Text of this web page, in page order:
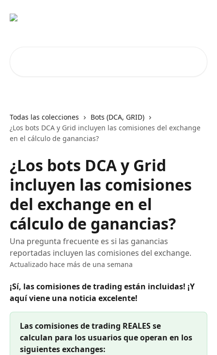
Todas las colecciones
Bots (DCA, GRID)
¿Los bots DCA y Grid incluyen las comisiones del exchange
en el cálculo de ganancias?
¿Los bots DCA y Grid
incluyen las comisiones
del exchange en el
cálculo de ganancias?
Una pregunta frecuente es si las ganancias
reportadas incluyen las comisiones del exchange.
Actualizado hace más de una semana
¡Sí, las comisiones de trading están incluidas! ¡Y
aquí viene una noticia excelente!
Las comisiones de trading REALES se
calculan para los usuarios que operan en los
siguientes exchanges: